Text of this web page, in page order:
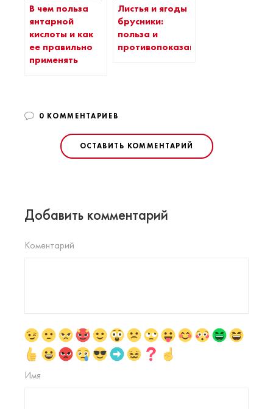
В чем польза
янтарной
кислоты и как
ее правильно
применять
Листья и ягоды
брусники:
польза и
противопоказания
0 КОММЕНТАРИЕВ
ОСТАВИТЬ КОММЕНТАРИЙ
Добавить комментарий
Коментарий
Имя